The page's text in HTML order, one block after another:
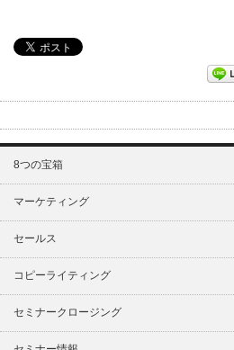
8つの宝箱
マーケティング
セールス
コピーライティング
セミナークロージング